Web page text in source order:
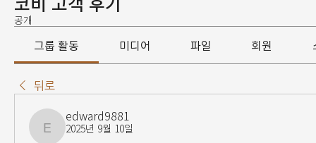
공개
그룹 활동 미디어 파일 회원
뒤로
edward9881
edward9881
2025년 9월 10일